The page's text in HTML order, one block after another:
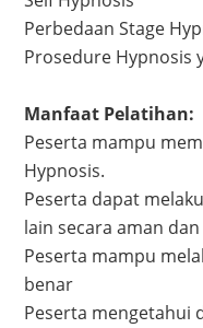
Perbedaan Stage
Prosedure Hypnosis
Manfaat Pelatihan:
Peserta mampu
Hypnosis.
Peserta dapat
lain secara aman
Peserta mampu
benar
Peserta mengetahui